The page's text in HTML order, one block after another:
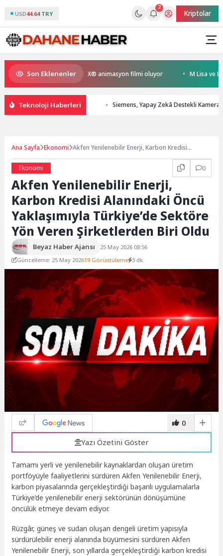
USD44.64 TRY
2
Kriptolar
Son Eklenenler
Kral Türkiye’nin ilk IMAX® animasyon filmi oluyor M Lisa ve Dolu
Teknoloji Haberleri Siemens, Yapay Zekâ Destekli
Ana Sayfa Ekonomi Akfen Yenilenebilir Enerji, Karbon Kredisi
Ekonomi 0
Akfen Yenilenebilir Enerji,
Karbon Kredisi Alanındaki Öncü
Yaklaşımıyla Türkiye’de Sektöre
Yön Veren Şirketlerden Biri Oldu
Beyaz Haber Ajansı
25 May 2026 08:56
Güncelleme: 25 May 202619 Görüntüleme 3 dk.
0
Yazı Özetini Göster
Tamamı yerli ve yenilenebilir kaynaklardan oluşan üretim
portföyüyle faaliyetlerini sürdüren Akfen Yenilenebilir Enerji,
karbon piyasalarında gerçekleştirdiği başarılı uygulamalarla
Türkiye’de yenilenebilir enerji sektörünün dönüşümüne
öncülük etmeye devam ediyor.
Rüzgâr, güneş ve sudan oluşan dengeli üretim yapısıyla
sürdürülebilir enerji alanında büyümesini sürdüren Akfen
Yenilenebilir Enerji, son yıllarda gerçekleştirdiği karbon kredisi